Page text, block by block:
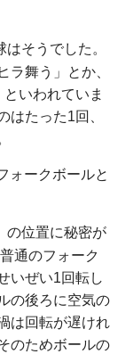
そうでした。
ラ舞う」とか、
いわれていま
はたった1回、
ォークボールと
の位置に秘密が
通のフォーク
いぜい1回転し
の後ろに空気の
は回転が遅けれ
のためボールの